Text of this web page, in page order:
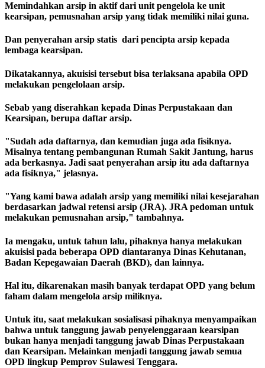
Memindahkan arsip in aktif dari unit pengelola ke unit
kearsipan, pemusnahan arsip yang tidak memiliki nilai guna.
Dan penyerahan arsip statis dari pencipta arsip kepada
lembaga kearsipan.
Dikatakannya, akuisisi tersebut bisa terlaksana apabila OPD
melakukan pengelolaan arsip.
Sebab yang diserahkan kepada Dinas Perpustakaan dan
Kearsipan, berupa daftar arsip.
"Sudah ada daftarnya, dan kemudian juga ada fisiknya.
Misalnya tentang pembangunan Rumah Sakit Jantung, harus
ada berkasnya. Jadi saat penyerahan arsip itu ada daftarnya
ada fisiknya," jelasnya.
"Yang kami bawa adalah arsip yang memiliki nilai kesejarahan
berdasarkan jadwal retensi arsip (JRA). JRA pedoman untuk
melakukan pemusnahan arsip," tambahnya.
Ia mengaku, untuk tahun lalu, pihaknya hanya melakukan
akuisisi pada beberapa OPD diantaranya Dinas Kehutanan,
Badan Kepegawaian Daerah (BKD), dan lainnya.
Hal itu, dikarenakan masih banyak terdapat OPD yang belum
faham dalam mengelola arsip miliknya.
Untuk itu, saat melakukan sosialisasi pihaknya menyampaikan
bahwa untuk tanggung jawab penyelenggaraan kearsipan
bukan hanya menjadi tanggung jawab Dinas Perpustakaan
dan Kearsipan. Melainkan menjadi tanggung jawab semua
OPD lingkup Pemprov Sulawesi Tenggara.